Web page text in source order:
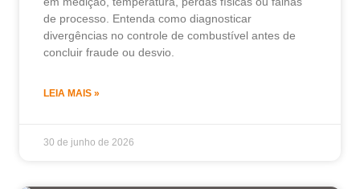
de processo. Entenda como diagnosticar
divergências no controle de combustível antes de
concluir fraude ou desvio.
LEIA MAIS »
30 de junho de 2026